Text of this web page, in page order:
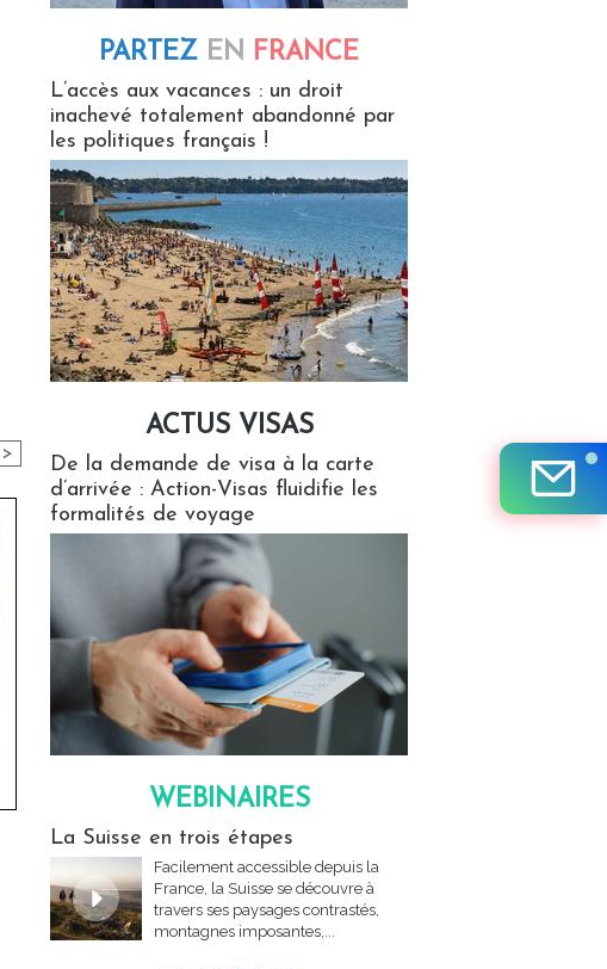
>
PARTEZ EN FRANCE
L’accès aux vacances : un droit
inachevé totalement abandonné par
les politiques français !
ACTUS VISAS
De la demande de visa à la carte
d’arrivée : Action-Visas fluidifie les
formalités de voyage
WEBINAIRES
La Suisse en trois étapes
Facilement accessible depuis la
France, la Suisse se découvre à
travers ses paysages contrastés,
montagnes imposantes,...